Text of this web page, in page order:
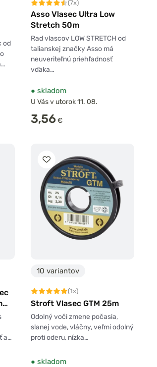
od
(7x)
Asso Vlasec Ultra Low
Stretch 50m
Rad vlascov LOW STRETCH od
talianskej značky Asso má
neuveriteľnú priehľadnosť
vďaka…
● skladom
U Vás v utorok 11. 08.
3,56€
a…
10 variantov
(1x)
Stroft Vlasec GTM 25m
Odolný voči zmene počasia,
slanej vode, vláčny, veľmi odolný
proti oderu, nízka…
● skladom